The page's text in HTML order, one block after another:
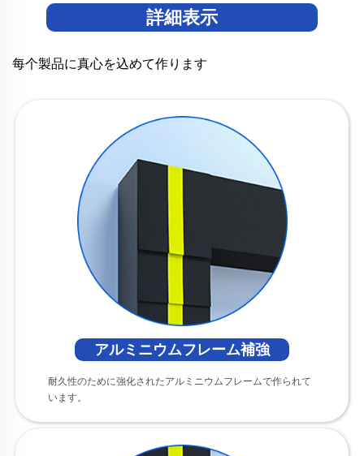
詳細表示
每个製品に真心を込めて作ります
アルミニウムフレーム補強
耐久性のために強化されたアルミニウムフレームで作られて
います。